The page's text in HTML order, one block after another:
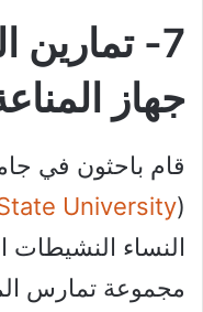
7- تمارين
جهاز
قام باحثون في
(
University
النساء النشيطات
مجموعة تمارس